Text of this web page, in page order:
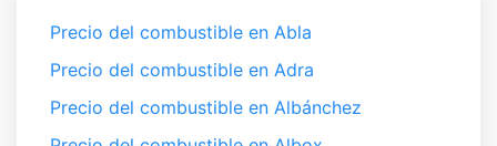
Precio del combustible en Abla
Precio del combustible en Adra
Precio del combustible en Albánchez